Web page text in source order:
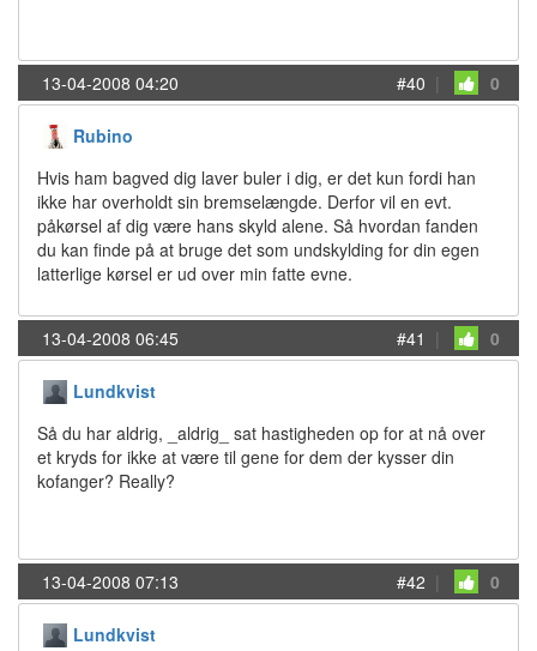
13-04-2008 04:20 #40 | 0
Rubino
Hvis ham bagved dig laver buler i dig, er det kun fordi han
ikke har overholdt sin bremselængde. Derfor vil en evt.
påkørsel af dig være hans skyld alene. Så hvordan fanden
du kan finde på at bruge det som undskylding for din egen
latterlige kørsel er ud over min fatte evne.
13-04-2008 06:45 #41 | 0
Lundkvist
Så du har aldrig, _aldrig_ sat hastigheden op for at nå over
et kryds for ikke at være til gene for dem der kysser din
kofanger? Really?
13-04-2008 07:13 #42 | 0
Lundkvist